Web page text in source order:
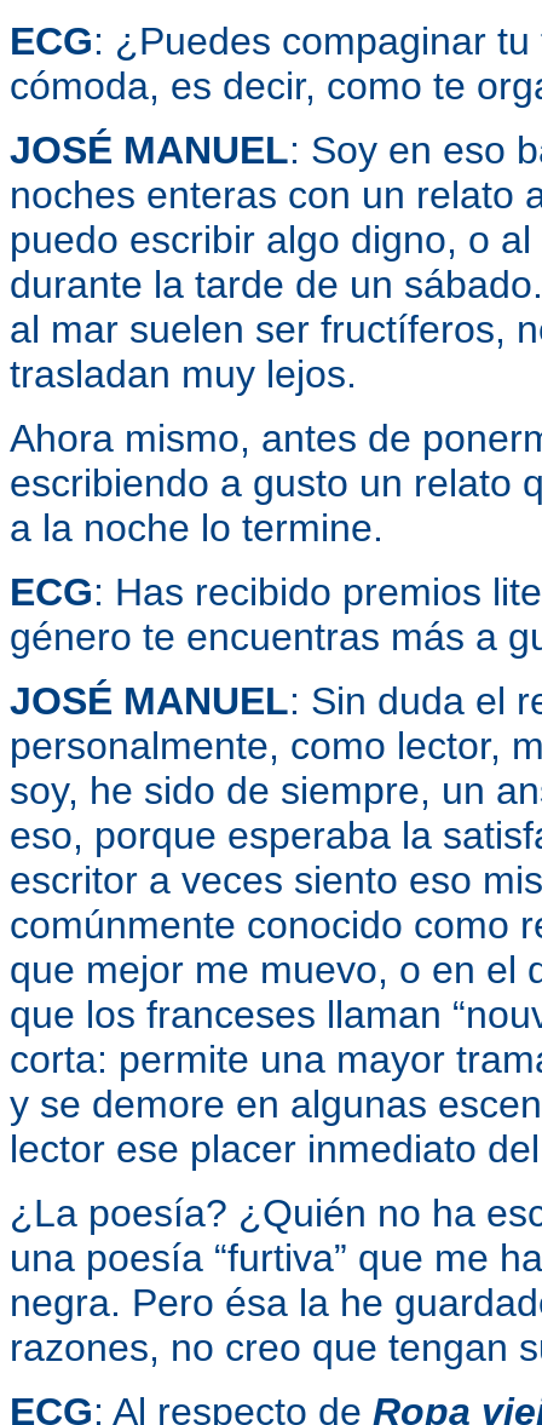
ECG: ¿Puedes compaginar
cómoda, es decir, como te
JOSÉ MANUEL: Soy en eso
noches enteras con un relato
puedo escribir algo digno, o
durante la tarde de un
al mar suelen ser fructíferos,
trasladan muy lejos.
Ahora mismo, antes de
escribiendo a gusto un relato
a la noche lo termine.
ECG: Has recibido premios
género te encuentras más a
JOSÉ MANUEL: Sin duda el
personalmente, como lector,
soy, he sido de siempre, un
eso, porque esperaba la
escritor a veces siento eso
comúnmente conocido como
que mejor me muevo, o en el
que los franceses llaman
corta: permite una mayor
y se demore en algunas
lector ese placer inmediato
¿La poesía? ¿Quién no ha
una poesía “furtiva” que me
negra. Pero ésa la he
razones, no creo que tengan
ECG: Al respecto de Ropa